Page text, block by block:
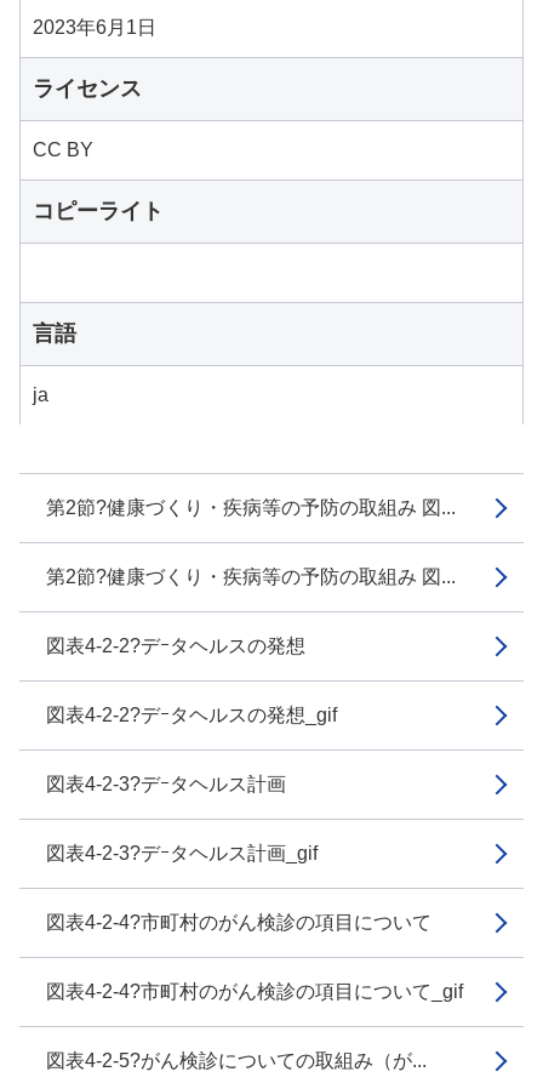
第2節?健康づくり・疾病等の予防の取組み 図...
第2節?健康づくり・疾病等の予防の取組み 図...
図表4-2-2?デｰタヘルスの発想
図表4-2-2?デｰタヘルスの発想_gif
図表4-2-3?デｰタヘルス計画
図表4-2-3?デｰタヘルス計画_gif
図表4-2-4?市町村のがん検診の項目について
図表4-2-4?市町村のがん検診の項目について_gif
図表4-2-5?がん検診についての取組み（が...
2023年6月1日
ライセンス
CC BY
コピーライト
言語
ja